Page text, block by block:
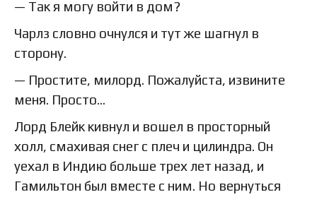
— Так я могу войти в дом?
Чарлз словно очнулся и тут же шагнул в
сторону.
— Простите, милорд. Пожалуйста, извините
меня. Просто…
Лорд Блейк кивнул и вошел в просторный
холл, смахивая снег с плеч и цилиндра. Он
уехал в Индию больше трех лет назад, и
Гамильтон был вместе с ним. Но вернуться